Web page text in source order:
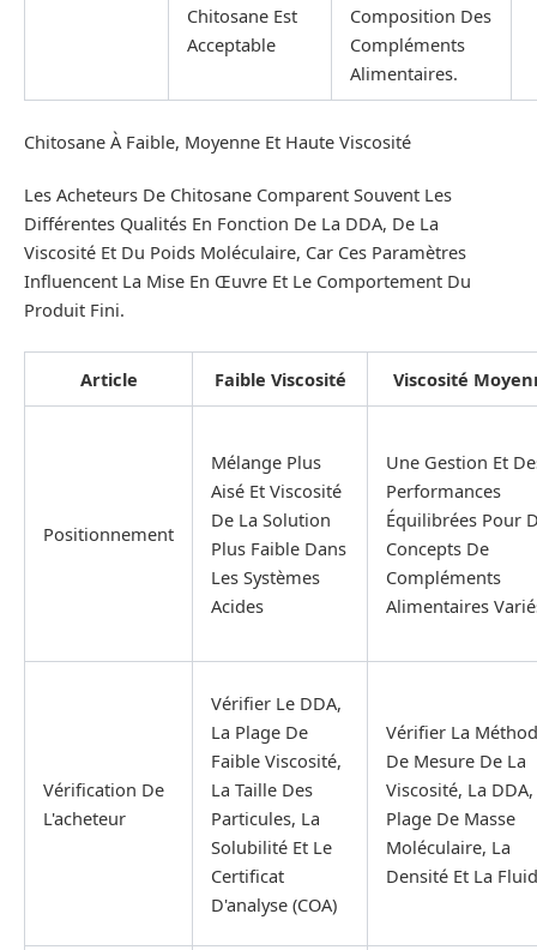
Chitosane Est
Acceptable
Composition Des
Compléments
Alimentaires.
Chitosane À Faible, Moyenne Et Haute Viscosité
Les Acheteurs De Chitosane Comparent Souvent Les
Différentes Qualités En Fonction De La DDA, De La
Viscosité Et Du Poids Moléculaire, Car Ces Paramètres
Influencent La Mise En Œuvre Et Le Comportement Du
Produit Fini.
Article Faible Viscosité Viscosité
Positionnement
Mélange Plus
Aisé Et Viscosité
De La Solution
Plus Faible Dans
Les Systèmes
Acides
Une Gestion Et
Performances
Équilibrées Pour
Concepts De
Compléments
Alimentaires
Vérification De
L'acheteur
Vérifier Le DDA,
La Plage De
Faible Viscosité,
La Taille Des
Particules, La
Solubilité Et Le
Certificat
D'analyse (COA)
Vérifier La
De Mesure De La
Viscosité, La DDA,
Plage De Masse
Moléculaire, La
Densité Et La